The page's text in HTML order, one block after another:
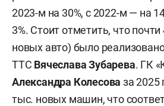
2023-м на 30%, с 2022-м — на
3%. Стоит отметить, что почти
новых авто) было
ТТС Вячеслава Зубарева. ГК
Александра Колесова за 2025
тыс. новых машин, что